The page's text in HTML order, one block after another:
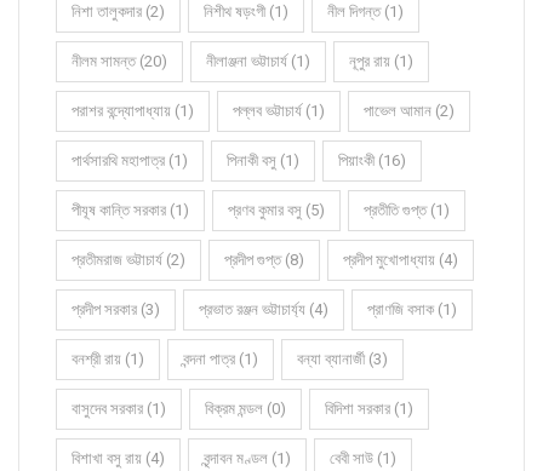
নিশা তালুকদার (2) নিশীথ ষড়ংগী (1) নীল দিগন্ত (1)
নীলম সামন্ত (20) নীলাঞ্জনা ভট্টাচার্য (1) নূপুর রায় (1)
পরাশর বন্দ্যোপাধ্যায় (1) পল্লব ভট্টাচার্য (1) পাভেল আমান (2)
পার্থসারথি মহাপাত্র (1) পিনাকী বসু (1) পিয়াংকী (16)
পীযূষ কান্তি সরকার (1) প্রণব কুমার বসু (5) প্রতীতি গুপ্ত (1)
প্রতীমরাজ ভট্টাচার্য (2) প্রদীপ গুপ্ত (8) প্রদীপ মুখোপাধ্যায় (4)
প্রদীপ সরকার (3) প্রভাত রঞ্জন ভট্টাচার্য্য (4) প্রাণজি বসাক (1)
বনশ্রী রায় (1) বন্দনা পাত্র (1) বন্যা ব্যানার্জী (3)
বাসুদেব সরকার (1) বিক্রম মন্ডল (0) বিদিশা সরকার (1)
বিশাখা বসু রায় (4) বৃন্দাবন মণ্ডল (1) বেবী সাউ (1)